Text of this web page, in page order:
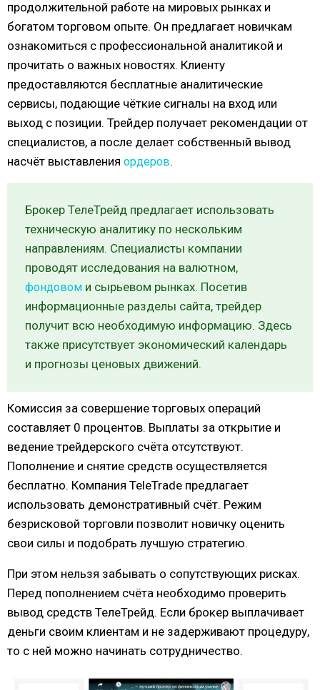
продолжительной работе на мировых рынках и
богатом торговом опыте. Он предлагает новичкам
ознакомиться с профессиональной аналитикой и
прочитать о важных новостях. Клиенту
предоставляются бесплатные аналитические
сервисы, подающие чёткие сигналы на вход или
выход с позиции. Трейдер получает рекомендации от
специалистов, а после делает собственный вывод
насчёт выставления ордеров.
Брокер ТелеТрейд предлагает использовать
техническую аналитику по нескольким
направлениям. Специалисты компании
проводят исследования на валютном,
фондовом и сырьевом рынках. Посетив
информационные разделы сайта, трейдер
получит всю необходимую информацию. Здесь
также присутствует экономический календарь
и прогнозы ценовых движений.
Комиссия за совершение торговых операций
составляет 0 процентов. Выплаты за открытие и
ведение трейдерского счёта отсутствуют.
Пополнение и снятие средств осуществляется
бесплатно. Компания TeleTrade предлагает
использовать демонстративный счёт. Режим
безрисковой торговли позволит новичку оценить
свои силы и подобрать лучшую стратегию.
При этом нельзя забывать о сопутствующих рисках.
Перед пополнением счёта необходимо проверить
вывод средств ТелеТрейд. Если брокер выплачивает
деньги своим клиентам и не задерживают процедуру,
то с ней можно начинать сотрудничество.